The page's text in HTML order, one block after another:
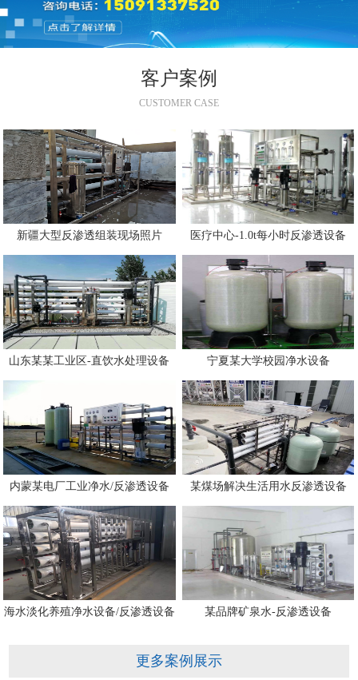
客户案例
CUSTOMER CASE
新疆大型反渗透组装现场照片 医疗中心-1.0t每小时反渗透设备
山东某某工业区-直饮水处理设备 宁夏某大学校园净水设备
内蒙某电厂工业净水/反渗透设备 某煤场解决生活用水反渗透设备
海水淡化养殖净水设备/反渗透设备 某品牌矿泉水-反渗透设备
更多案例展示